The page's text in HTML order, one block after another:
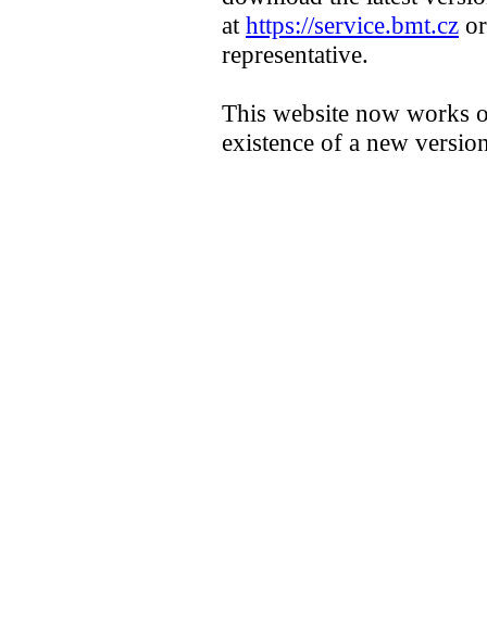
at https://service.bmt.cz
representative.
This website now works
existence of a new